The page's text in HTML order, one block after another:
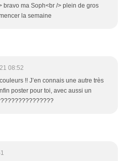
bravo ma Soph<br /> plein de gros
la semaine
08:52
!! J’en connais une autre très
poster pour toi, avec aussi un